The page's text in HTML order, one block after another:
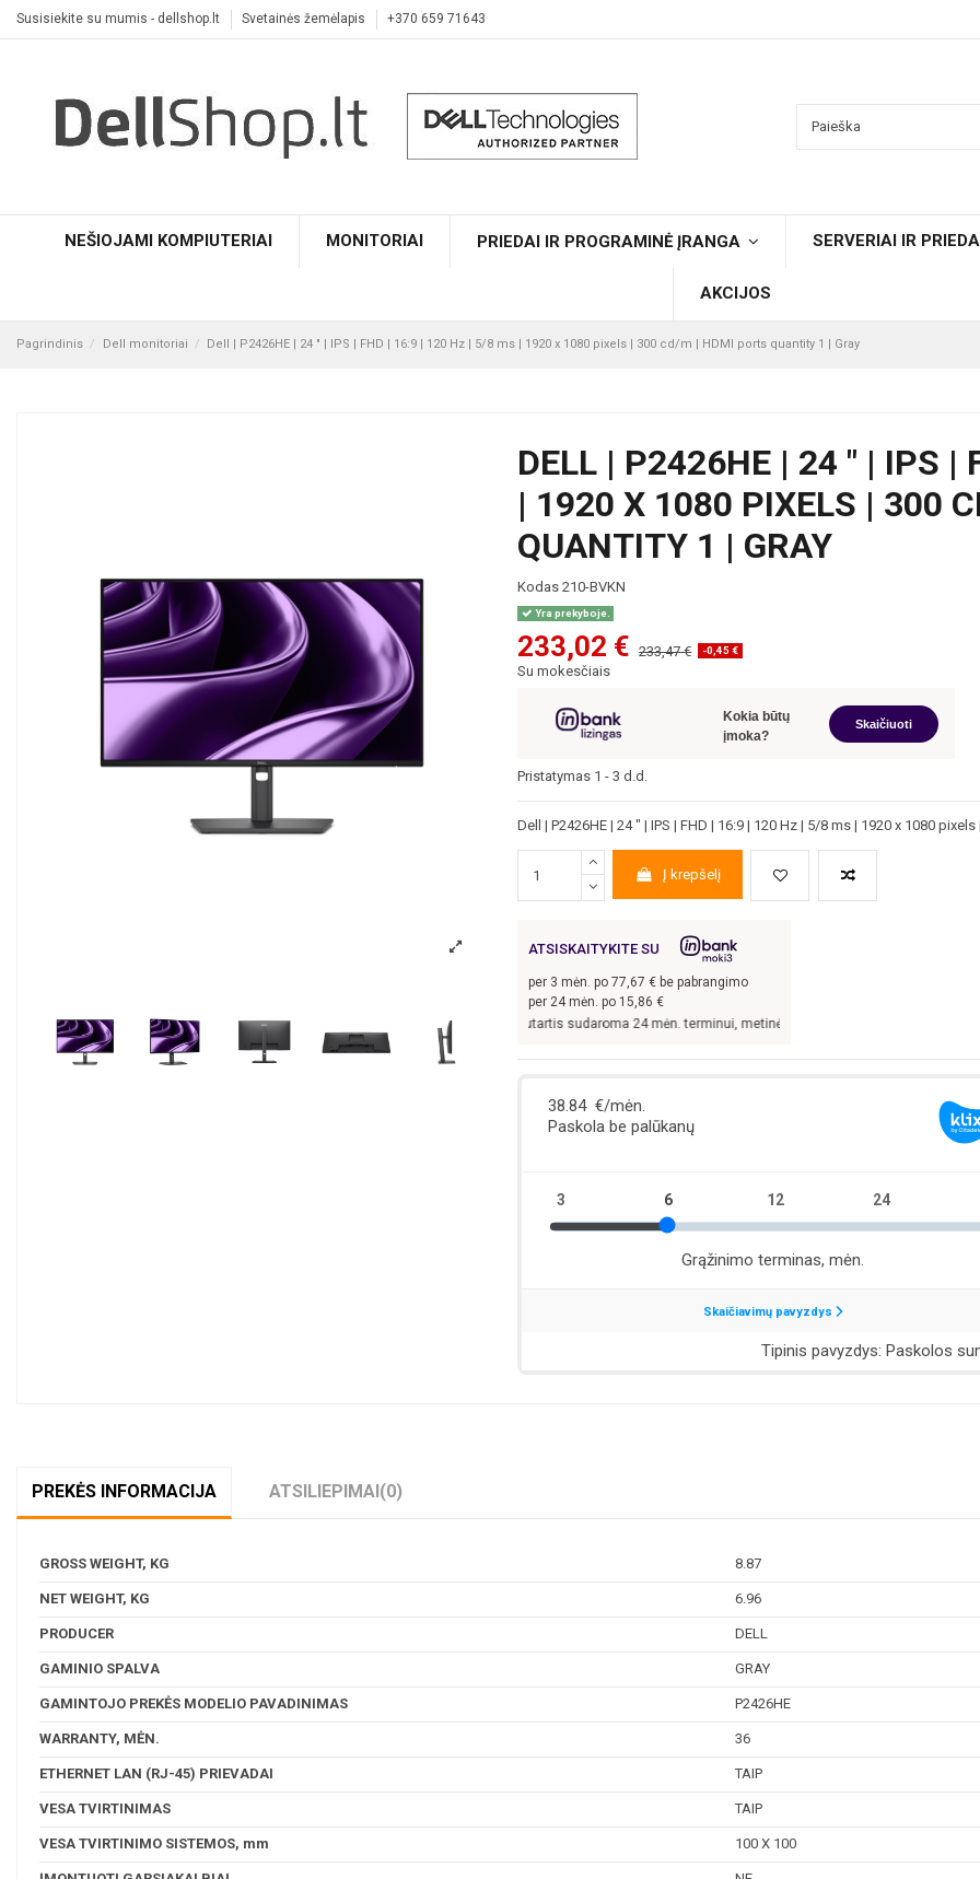
Susisiekite su mumis - dellshop.lt Svetainės žemėlapis +370 659 71643
NEŠIOJAMI KOMPIUTERIAI MONITORIAI PRIEDAI IR PROGRAMINĖ ĮRANGA SERVERIAI IR PRIEDAI
AKCIJOS
Pagrindinis Dell monitoriai Dell | P2426HE | 24 " | IPS | FHD | 16:9 | 120 Hz | 5/8 ms | 1920 x 1080 pixels | 300 cd/m | HDMI ports quantity 1 | Gray
DELL | P2426HE | 24 " | IPS
| 1920 X 1080 PIXELS | 300
QUANTITY 1 | GRAY
Kodas 210-BVKN
Yra prekyboje.
233,02 € 233,47 € -0,45 €
Su mokesčiais
Kokia būtų
įmoka?
Skaičiuoti
Pristatymas 1 - 3 d.d.
Dell | P2426HE | 24 " | IPS | FHD | 16:9 | 120 Hz | 5/8 ms | 1920 x 1080
Į krepšelį
ATSISKAITYKITE SU
per 3 mėn. po 77,67 € be pabrangimo
per 24 mėn. po 15,86 €
Pavyzdžiui, skolinantis
€, kai sutartis sudaroma 24 mėn. terminui, metinė palūkanų norma –
PREKĖS INFORMACIJA ATSILIEPIMAI(0)
GROSS WEIGHT, KG 8.87
NET WEIGHT, KG 6.96
PRODUCER DELL
GAMINIO SPALVA GRAY
GAMINTOJO PREKĖS MODELIO PAVADINIMAS P2426HE
WARRANTY, MĖN. 36
ETHERNET LAN (RJ-45) PRIEVADAI TAIP
VESA TVIRTINIMAS TAIP
VESA TVIRTINIMO SISTEMOS, mm 100 X 100